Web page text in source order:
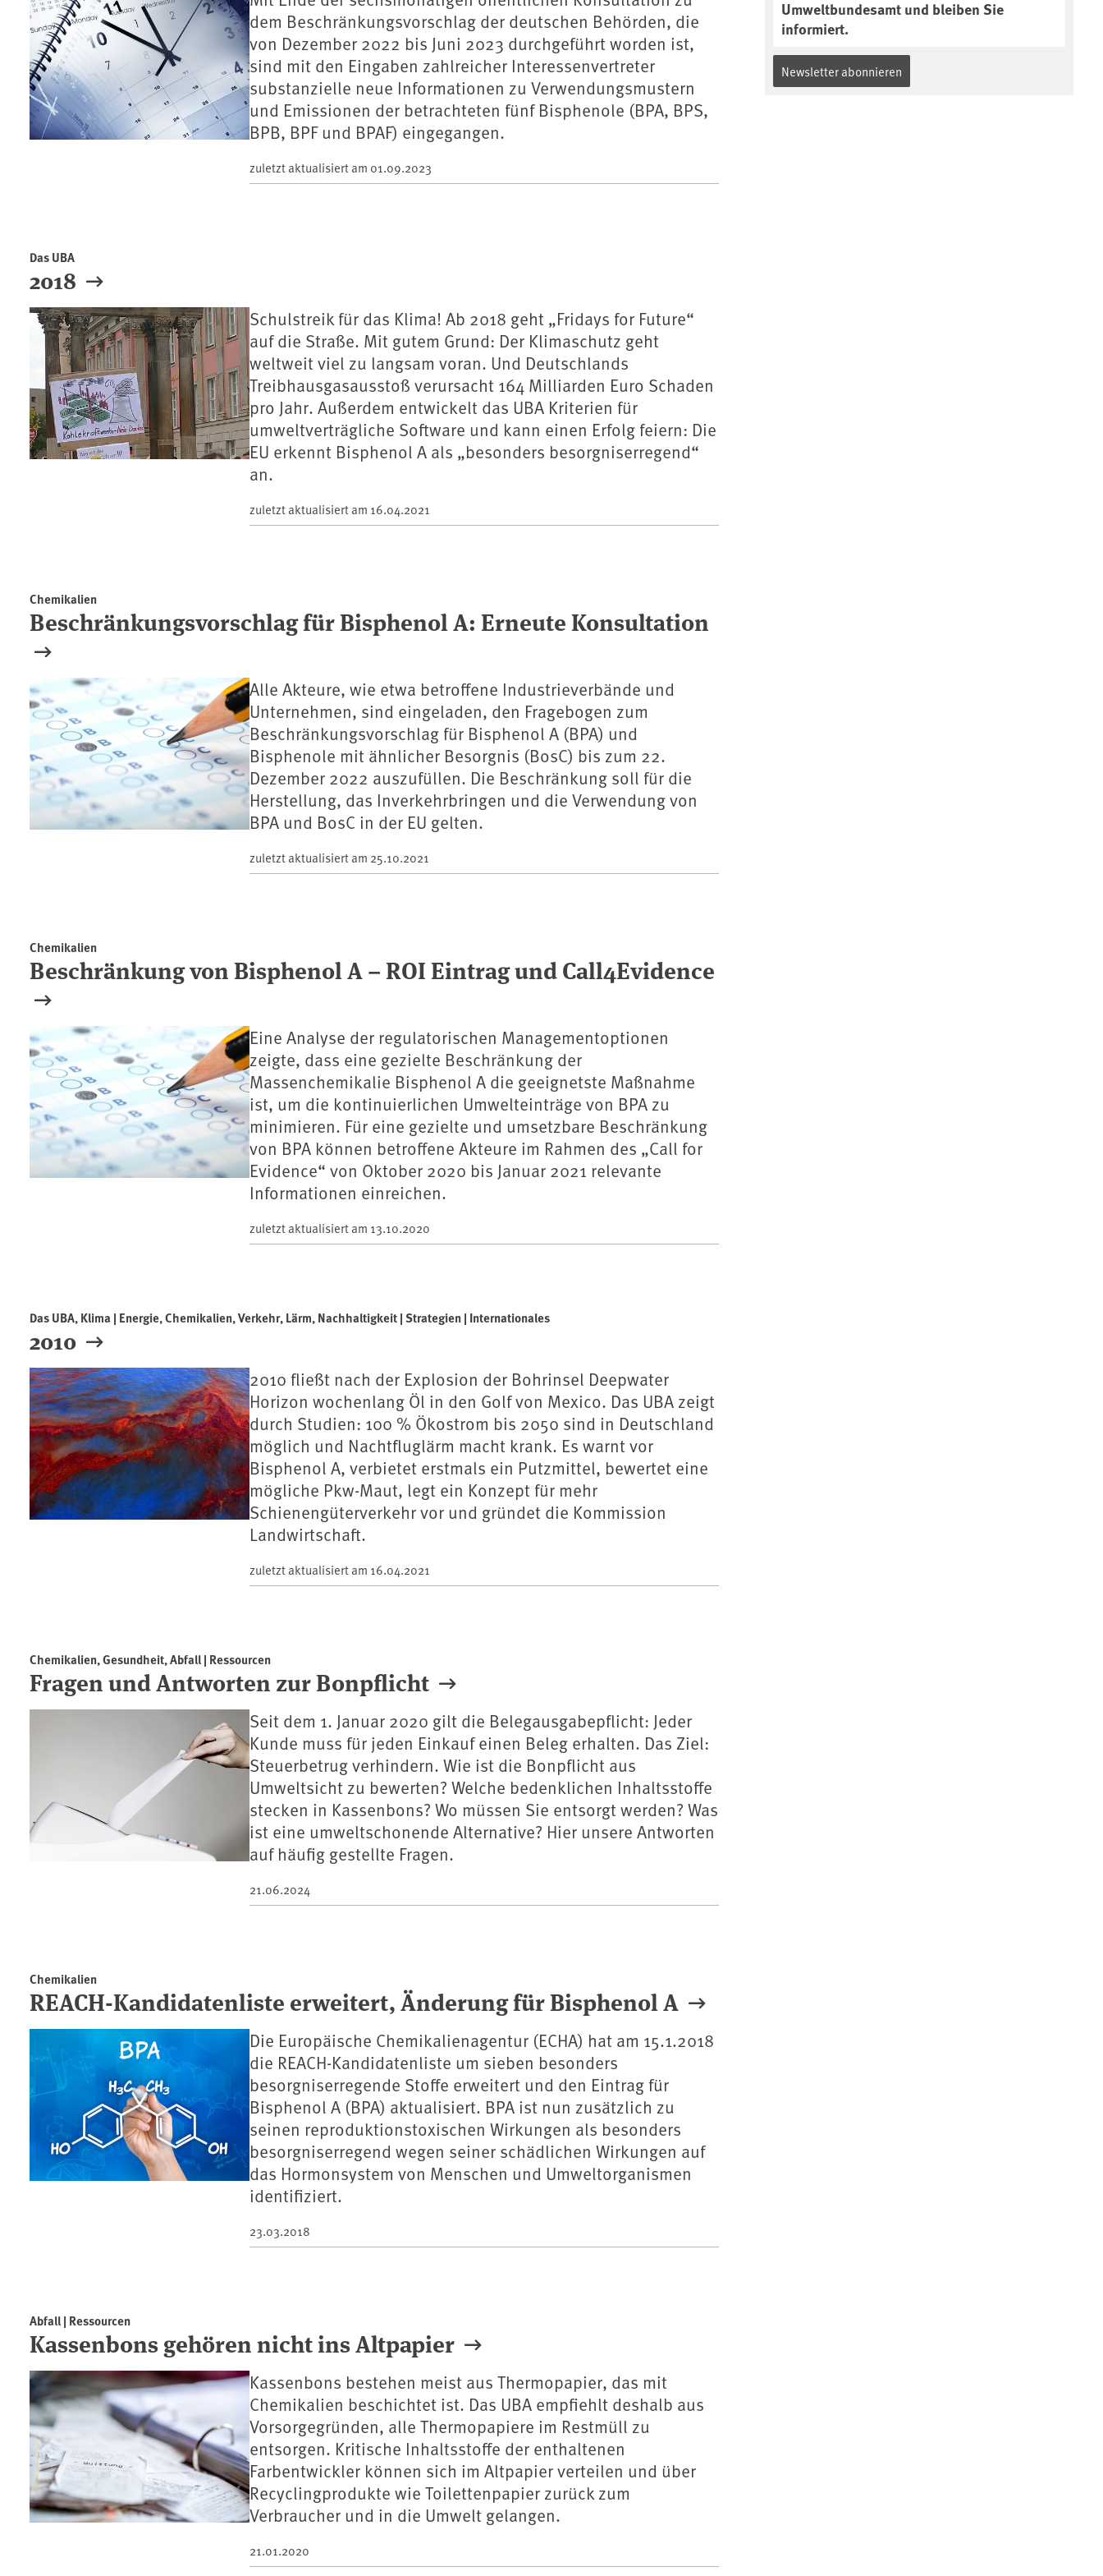
dem Beschränkungsvorschlag der deutschen Behörden, die
von Dezember 2022 bis Juni 2023 durchgeführt worden ist,
sind mit den Eingaben zahlreicher Interessenvertreter
substanzielle neue Informationen zu Verwendungsmustern
und Emissionen der betrachteten fünf Bisphenole (BPA, BPS,
BPB, BPF und BPAF) eingegangen.
zuletzt aktualisiert am 01.09.2023
Das UBA
2018
Schulstreik für das Klima! Ab 2018 geht „Fridays for Future“
auf die Straße. Mit gutem Grund: Der Klimaschutz geht
weltweit viel zu langsam voran. Und Deutschlands
Treibhausgasausstoß verursacht 164 Milliarden Euro Schaden
pro Jahr. Außerdem entwickelt das UBA Kriterien für
umweltverträgliche Software und kann einen Erfolg feiern: Die
EU erkennt Bisphenol A als „besonders besorgniserregend“
an.
zuletzt aktualisiert am 16.04.2021
Chemikalien
Beschränkungsvorschlag für Bisphenol A: Erneute Konsultation
Alle Akteure, wie etwa betroffene Industrieverbände und
Unternehmen, sind eingeladen, den Fragebogen zum
Beschränkungsvorschlag für Bisphenol A (BPA) und
Bisphenole mit ähnlicher Besorgnis (BosC) bis zum 22.
Dezember 2022 auszufüllen. Die Beschränkung soll für die
Herstellung, das Inverkehrbringen und die Verwendung von
BPA und BosC in der EU gelten.
zuletzt aktualisiert am 25.10.2021
Chemikalien
Beschränkung von Bisphenol A – ROI Eintrag und Call4Evidence
Eine Analyse der regulatorischen Managementoptionen
zeigte, dass eine gezielte Beschränkung der
Massenchemikalie Bisphenol A die geeignetste Maßnahme
ist, um die kontinuierlichen Umwelteinträge von BPA zu
minimieren. Für eine gezielte und umsetzbare Beschränkung
von BPA können betroffene Akteure im Rahmen des „Call for
Evidence“ von Oktober 2020 bis Januar 2021 relevante
Informationen einreichen.
zuletzt aktualisiert am 13.10.2020
Das UBA, Klima | Energie, Chemikalien, Verkehr, Lärm, Nachhaltigkeit | Strategien | Internationales
2010
2010 fließt nach der Explosion der Bohrinsel Deepwater
Horizon wochenlang Öl in den Golf von Mexico. Das UBA zeigt
durch Studien: 100 % Ökostrom bis 2050 sind in Deutschland
möglich und Nachtfluglärm macht krank. Es warnt vor
Bisphenol A, verbietet erstmals ein Putzmittel, bewertet eine
mögliche Pkw-Maut, legt ein Konzept für mehr
Schienengüterverkehr vor und gründet die Kommission
Landwirtschaft.
zuletzt aktualisiert am 16.04.2021
Chemikalien, Gesundheit, Abfall | Ressourcen
Fragen und Antworten zur Bonpflicht
Seit dem 1. Januar 2020 gilt die Belegausgabepflicht: Jeder
Kunde muss für jeden Einkauf einen Beleg erhalten. Das Ziel:
Steuerbetrug verhindern. Wie ist die Bonpflicht aus
Umweltsicht zu bewerten? Welche bedenklichen Inhaltsstoffe
stecken in Kassenbons? Wo müssen Sie entsorgt werden? Was
ist eine umweltschonende Alternative? Hier unsere Antworten
auf häufig gestellte Fragen.
21.06.2024
Chemikalien
REACH-Kandidatenliste erweitert, Änderung für Bisphenol A
Die Europäische Chemikalienagentur (ECHA) hat am 15.1.2018
die REACH-Kandidatenliste um sieben besonders
besorgniserregende Stoffe erweitert und den Eintrag für
Bisphenol A (BPA) aktualisiert. BPA ist nun zusätzlich zu
seinen reproduktionstoxischen Wirkungen als besonders
besorgniserregend wegen seiner schädlichen Wirkungen auf
das Hormonsystem von Menschen und Umweltorganismen
identifiziert.
23.03.2018
Abfall | Ressourcen
Kassenbons gehören nicht ins Altpapier
Kassenbons bestehen meist aus Thermopapier, das mit
Chemikalien beschichtet ist. Das UBA empfiehlt deshalb aus
Vorsorgegründen, alle Thermopapiere im Restmüll zu
entsorgen. Kritische Inhaltsstoffe der enthaltenen
Farbentwickler können sich im Altpapier verteilen und über
Recyclingprodukte wie Toilettenpapier zurück zum
Verbraucher und in die Umwelt gelangen.
21.01.2020
Umweltbundesamt und bleiben Sie
informiert.
Newsletter abonnieren